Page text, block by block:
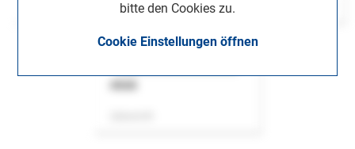
bitte den Cookies zu.
Cookie Einstellungen öffnen